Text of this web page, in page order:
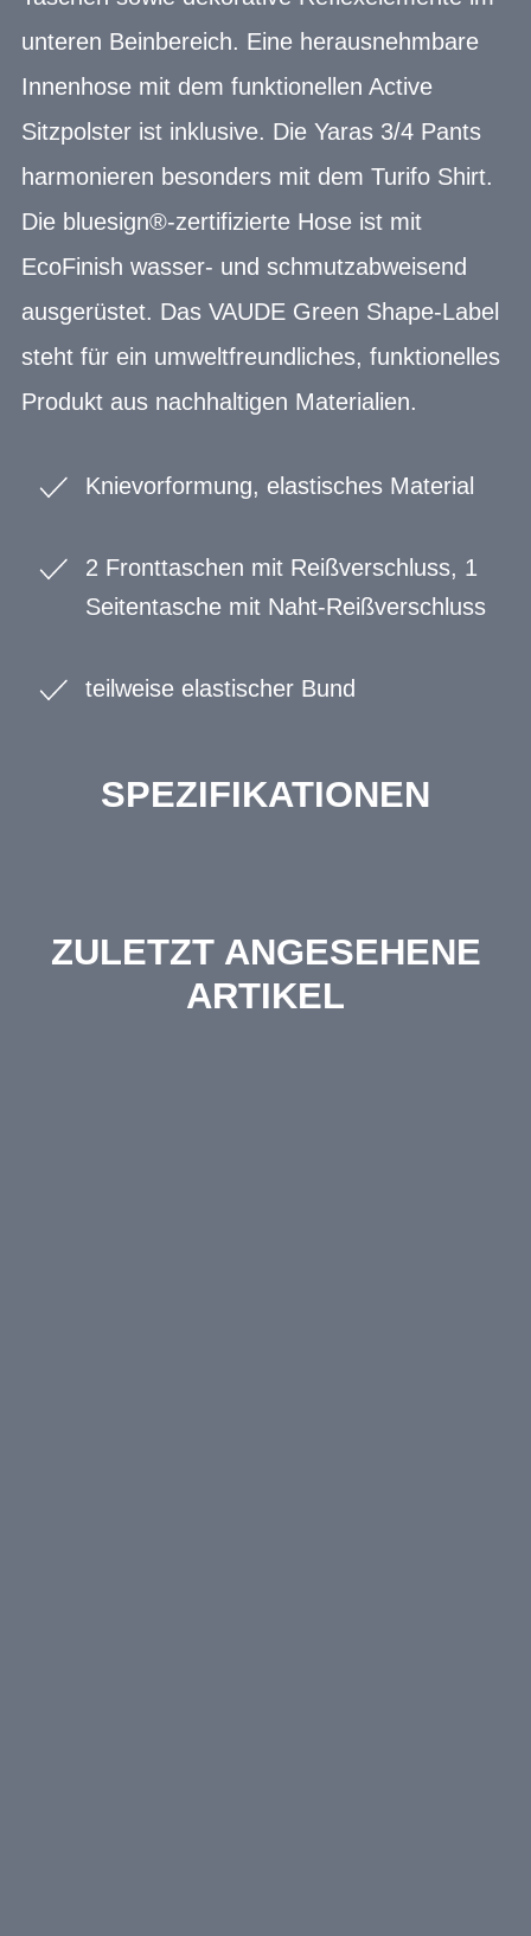
unteren Beinbereich. Eine herausnehmbare
Innenhose mit dem funktionellen Active
Sitzpolster ist inklusive. Die Yaras 3/4 Pants
harmonieren besonders mit dem Turifo Shirt.
Die bluesign®-zertifizierte Hose ist mit
EcoFinish wasser- und schmutzabweisend
ausgerüstet. Das VAUDE Green Shape-Label
steht für ein umweltfreundliches, funktionelles
Produkt aus nachhaltigen Materialien.
Knievorformung, elastisches Material
2 Fronttaschen mit Reißverschluss, 1
Seitentasche mit Naht-Reißverschluss
teilweise elastischer Bund
SPEZIFIKATIONEN
ZULETZT ANGESEHENE
ARTIKEL